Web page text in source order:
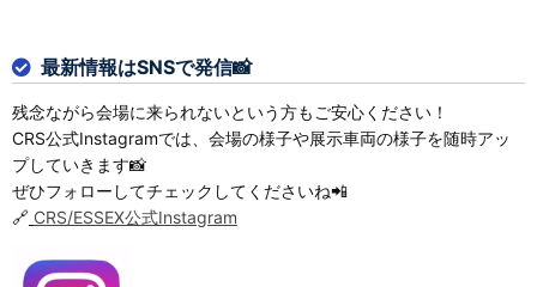
最新情報はSNSで発信📸
残念ながら会場に来られないという方もご安心ください！
CRS公式Instagramでは、会場の様子や展示車両の様子を随時アッ
プしていきます📸
ぜひフォローしてチェックしてくださいね📲
🔗 CRS/ESSEX公式Instagram